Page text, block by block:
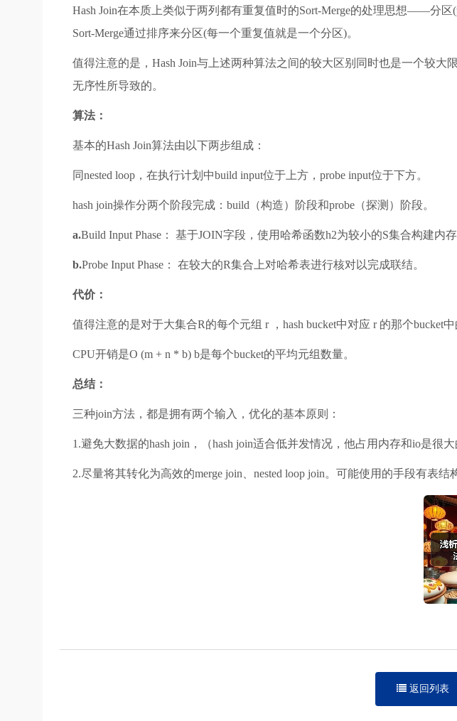
Hash Join在本质上类似于两列都有重复值时的Sort-Merge的处理思想——分
Sort-Merge通过排序来分区(每一个重复值就是一个分区)。
值得注意的是，Hash Join与上述两种算法之间的较大区别同时也是一个较
无序性所导致的。
算法：
基本的Hash Join算法由以下两步组成：
同nested loop，在执行计划中build input位于上方，probe input位于下方。
hash join操作分两个阶段完成：build（构造）阶段和probe（探测）阶段。
a.Build Input Phase： 基于JOIN字段，使用哈希函数h2为较小的S集合构建内
b.Probe Input Phase： 在较大的R集合上对哈希表进行核对以完成联结。
代价：
值得注意的是对于大集合R的每个元组 r ，hash bucket中对应 r 的那个bucket
CPU开销是O (m + n * b) b是每个bucket的平均元组数量。
总结：
三种join方法，都是拥有两个输入，优化的基本原则：
1.避免大数据的hash join，（hash join适合低并发情况，他占用内存和io是很大
2.尽量将其转化为高效的merge join、nested loop join。可能使用的手段有表
返回列表